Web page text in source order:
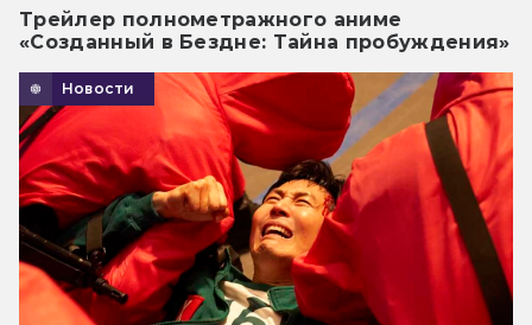
Трейлер полнометражного аниме
«Созданный в Бездне: Тайна пробуждения»
Новости